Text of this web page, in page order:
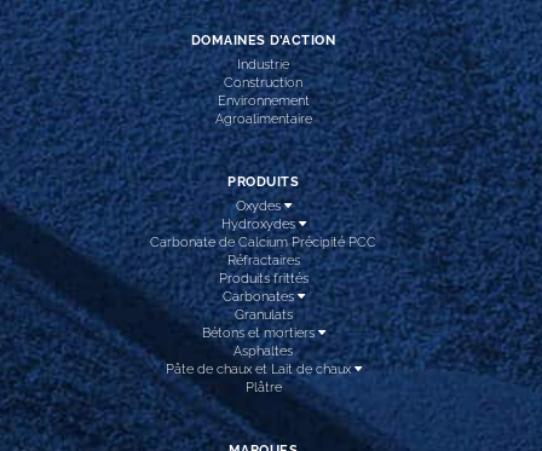
DOMAINES D’ACTION
Industrie
Construction
Environnement
Agroalimentaire
PRODUITS
Oxydes
Hydroxydes
Carbonate de Calcium Précipité PCC
Réfractaires
Produits frittés
Carbonates
Granulats
Bétons et mortiers
Asphaltes
Pâte de chaux et Lait de chaux
Plâtre